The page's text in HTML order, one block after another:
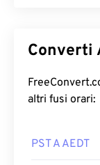
Converti
altri fusi orari:
PST A AEDT